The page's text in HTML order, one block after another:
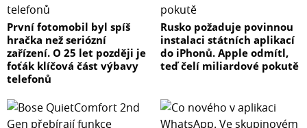
První fotomobil byl spíš
hračka než seriózní
zařízení. O 25 let později je
foťák klíčová část výbavy
telefonů
Rusko požaduje povinnou
instalaci státních aplikací
do iPhonů. Apple odmítl,
teď čelí miliardové pokutě